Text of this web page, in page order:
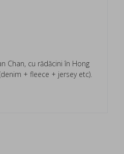
Chan, cu rădăcini în Hong
+ fleece + jersey etc).